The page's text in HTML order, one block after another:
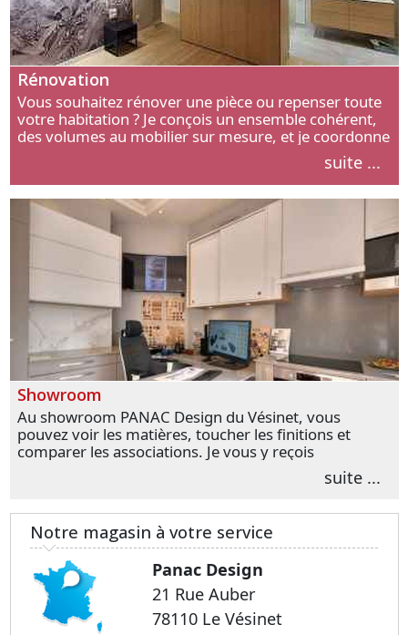
Rénovation
Vous souhaitez rénover une pièce ou repenser toute
votre habitation ? Je conçois un ensemble cohérent,
des volumes au mobilier sur mesure, et je coordonne
suite ...
Showroom
Au showroom PANAC Design du Vésinet, vous
pouvez voir les matières, toucher les finitions et
comparer les associations. Je vous y reçois
personnellement pour parler de votre projet et
transformer vos premières idées en choix plussuite ...
Notre magasin à votre service
Panac Design
21 Rue Auber
78110 Le Vésinet